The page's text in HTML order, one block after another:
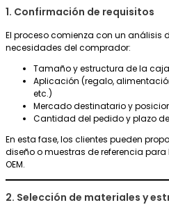
1. Confirmación de requisitos
El proceso comienza con un análisis
necesidades del comprador:
Tamaño y estructura de la caja
Aplicación (regalo,
etc.)
Mercado destinatario y
Cantidad del pedido y plazo
En esta fase, los clientes pueden
diseño o muestras de referencia
OEM.
2. Selección de materiales y